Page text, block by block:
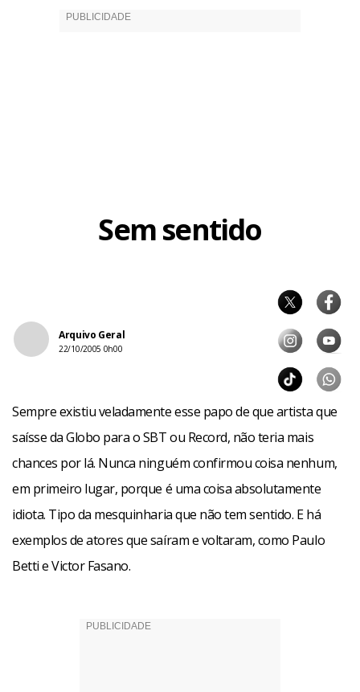
Sem sentido
Arquivo Geral
22/10/2005 0h00
Sempre existiu veladamente esse papo de que artista que
saísse da Globo para o SBT ou Record, não teria mais
chances por lá. Nunca ninguém confirmou coisa nenhum,
em primeiro lugar, porque é uma coisa absolutamente
idiota. Tipo da mesquinharia que não tem sentido. E há
exemplos de atores que saíram e voltaram, como Paulo
Betti e Victor Fasano.